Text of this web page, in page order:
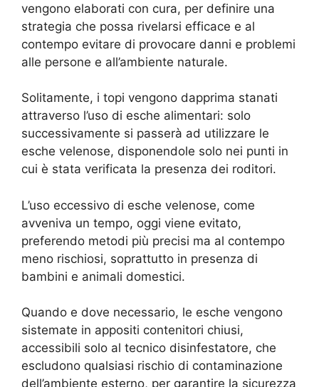
vengono elaborati con cura, per definire una
strategia che possa rivelarsi efficace e al
contempo evitare di provocare danni e problemi
alle persone e all’ambiente naturale.
Solitamente, i topi vengono dapprima stanati
attraverso l’uso di esche alimentari: solo
successivamente si passerà ad utilizzare le
esche velenose, disponendole solo nei punti in
cui è stata verificata la presenza dei roditori.
L’uso eccessivo di esche velenose, come
avveniva un tempo, oggi viene evitato,
preferendo metodi più precisi ma al contempo
meno rischiosi, soprattutto in presenza di
bambini e animali domestici.
Quando e dove necessario, le esche vengono
sistemate in appositi contenitori chiusi,
accessibili solo al tecnico disinfestatore, che
escludono qualsiasi rischio di contaminazione
dell’ambiente esterno, per garantire la sicurezza